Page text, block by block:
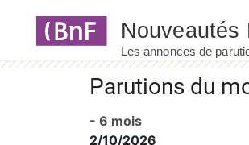
Parutions du
- 6 mois
2/10/2026